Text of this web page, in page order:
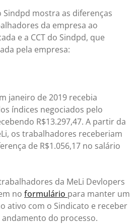
mostra as diferenças
da empresa ao
e a CCT do Sindpd, que
pela empresa:
janeiro de 2019 recebia
índices negociados pelo
R$13.297,47. A partir da
os trabalhadores receberiam
de R$1.056,17 no salário
da MeLi Devlopers
no formulário para manter um
ativo com o Sindicato e receber
do processo.